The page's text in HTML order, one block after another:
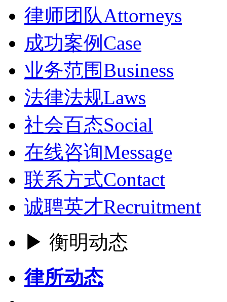
律师团队Attorneys
成功案例 Case
业务范围Business
法律法规Laws
社会百态Social
在线咨询Message
联系方式Contact
诚聘英才Recruitment
▶ 衡明动态
律所动态